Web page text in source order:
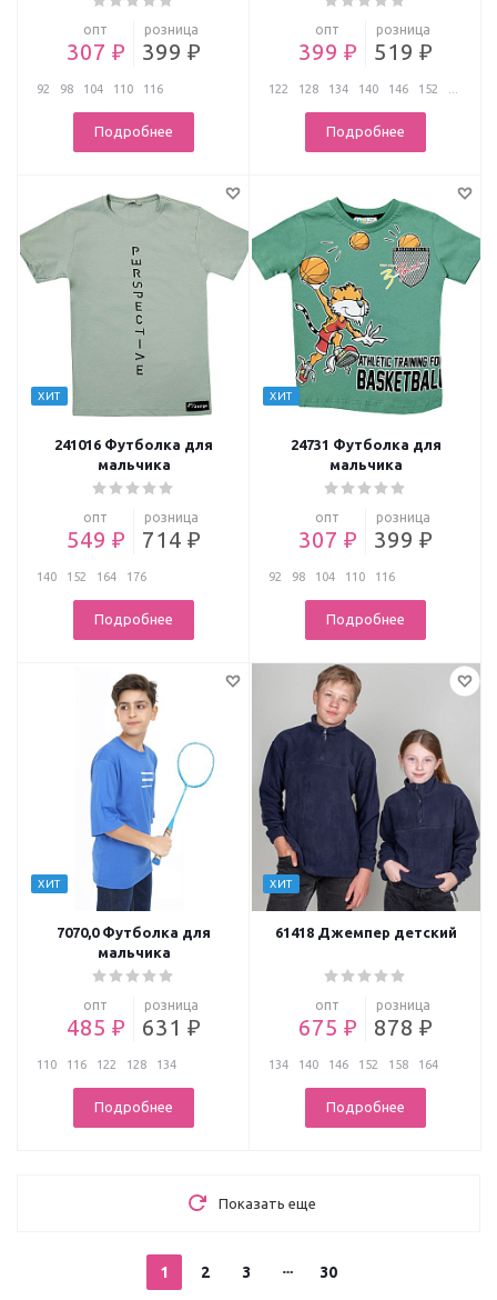
опт
307 ₽
розница
399 ₽
92 98 104 110 116
Подробнее
опт
399 ₽
розница
519 ₽
122 128 134 140 146 152
Подробнее
ХИТ
241016 Футболка для
мальчика
опт
549 ₽
розница
714 ₽
140 152 164 176
Подробнее
ХИТ
24731 Футболка для
мальчика
опт
307 ₽
розница
399 ₽
92 98 104 110 116
Подробнее
ХИТ
7070,0 Футболка для
мальчика
опт
485 ₽
розница
631 ₽
110 116 122 128 134
Подробнее
ХИТ
61418 Джемпер детский
опт
675 ₽
розница
878 ₽
134 140 146 152 158 164
Подробнее
Показать еще
1 2 3 30